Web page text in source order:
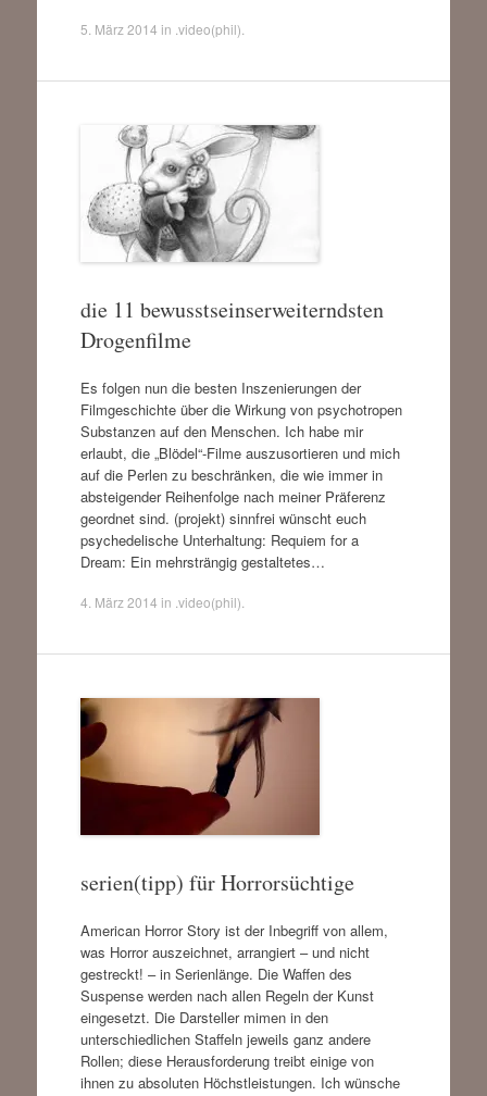
5. März 2014 in .video(phil)
die 11 bewusstseinserweiterndsten
Drogenfilme
Es folgen nun die besten Inszenierungen der
Filmgeschichte über die Wirkung von psychotropen
Substanzen auf den Menschen. Ich habe mir
erlaubt, die „Blödel“-Filme auszusortieren und mich
auf die Perlen zu beschränken, die wie immer in
absteigender Reihenfolge nach meiner Präferenz
geordnet sind. (projekt) sinnfrei wünscht euch
psychedelische Unterhaltung: Requiem for a
Dream: Ein mehrsträngig gestaltetes…
4. März 2014 in .video(phil)
serien(tipp) für Horrorsüchtige
American Horror Story ist der Inbegriff von allem,
was Horror auszeichnet, arrangiert – und nicht
gestreckt! – in Serienlänge. Die Waffen des
Suspense werden nach allen Regeln der Kunst
eingesetzt. Die Darsteller mimen in den
unterschiedlichen Staffeln jeweils ganz andere
Rollen; diese Herausforderung treibt einige von
ihnen zu absoluten Höchstleistungen. Ich wünsche